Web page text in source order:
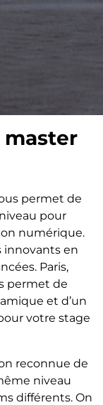
master
permet de
pour
numérique.
innovants en
Paris,
permet de
et d’un
votre stage
reconnue de
niveau
différents. On